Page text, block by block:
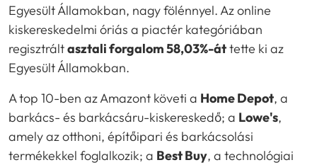
Egyesült Államokban, nagy fölénnyel. Az online
kiskereskedelmi óriás a piactér kategóriában
regisztráltasztali forgalom 58,03%-áttette ki az
Egyesült Államokban.
A top 10-ben az Amazont követi a Home Depot, a
barkács- és barkácsáru-kiskereskedő; a Lowe's,
amely az otthoni, építőipari és barkácsolási
termékekkel foglalkozik; a Best Buy, a technológiai